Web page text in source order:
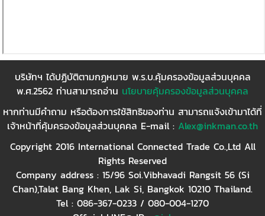
บริษัทฯ ได้ปฏิบัติตามกฏหมาย พ.ร.บ.คุ้มครองข้อมูลส่วนบุคคล
พ.ศ.2562 ท่านสามารถอ่าน นโยบายคุ้มครองข้อมูลส่วนบุคคล
หากท่านมีคำถาม หรือต้องการใช้สิทธิของท่าน สามารถแจ้งเข้ามาได้ที่
เจ้าหน้าที่คุ้มครองข้อมูลส่วนบุคคล E-mail : Alex@inkman.co.th
Copyright 2016 International Connected Trade Co.,Ltd All
Rights Reserved
Company address : 15/96 Soi.Vibhavadi Rangsit 56 (Si
Chan),Talat Bang Khen, Lak Si, Bangkok 10210 Thailand.
Tel : 086-367-0233 / 080-004-1270